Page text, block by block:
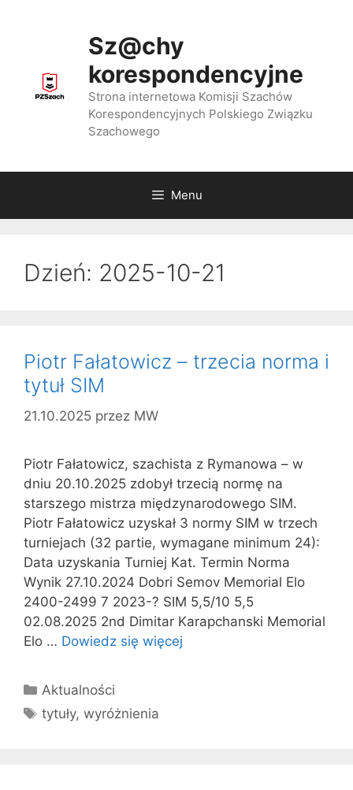
Sz@chy
korespondencyjne
Strona internetowa Komisji Szachów
Korespondencyjnych Polskiego Związku
Szachowego
Menu
Dzień: 2025-10-21
Piotr Fałatowicz – trzecia norma i
tytuł SIM
21.10.2025 przez MW
Piotr Fałatowicz, szachista z Rymanowa – w
dniu 20.10.2025 zdobył trzecią normę na
starszego mistrza międzynarodowego SIM.
Piotr Fałatowicz uzyskał 3 normy SIM w trzech
turniejach (32 partie, wymagane minimum 24):
Data uzyskania Turniej Kat. Termin Norma
Wynik 27.10.2024 Dobri Semov Memorial Elo
2400-2499 7 2023-? SIM 5,5/10 5,5
02.08.2025 2nd Dimitar Karapchanski Memorial
Elo … Dowiedz się więcej
Kategorie
Aktualności
Tagi
tytuły,wyróżnienia